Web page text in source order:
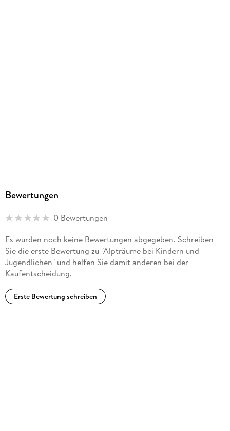
Bewertungen
0 Bewertungen
Es wurden noch keine Bewertungen abgegeben. Schreiben
Sie die erste Bewertung zu "Alpträume bei Kindern und
Jugendlichen" und helfen Sie damit anderen bei der
Kaufentscheidung.
Erste Bewertung schreiben